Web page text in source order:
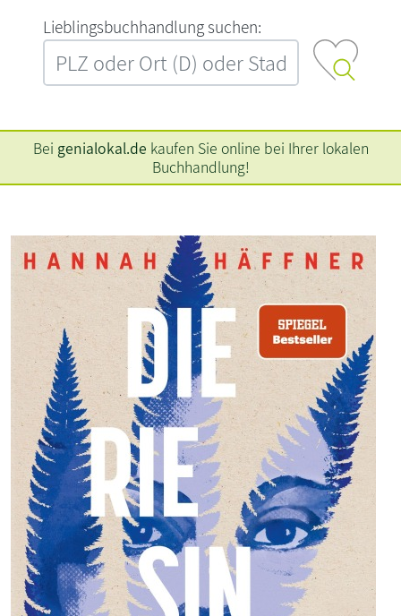
L‍i‍e‍b‍l‍i‍n‍g‍s‍b‍u‍c‍h‍h‍a‍n‍d‍l‍u‍n‍g‍ ‍s‍u‍c‍h‍e‍n‍:‍
Bei genialokal.de kaufen Sie online bei Ihrer lokalen
Buchhandlung!